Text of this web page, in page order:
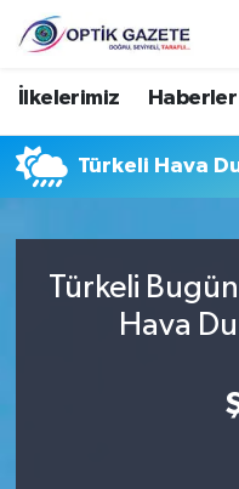
İlkelerimiz Haberler
Türkeli Hava
Türkeli
Hava
Nöbetçi Eczaneler
Hava Durumu
Trafik Durumu
Süper Lig Puan